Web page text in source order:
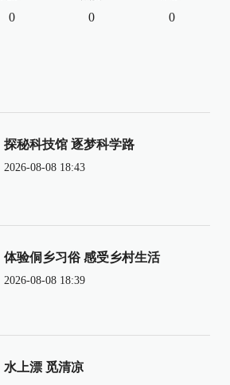
0 0 0
探秘科技馆 逐梦科学路
2026-08-08 18:43
体验侗乡习俗 感受乡村生活
2026-08-08 18:39
水上漂 觅清凉